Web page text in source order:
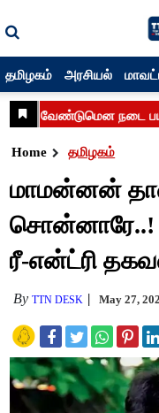
தமிழகம் அரசியல்
Home தமிழகம்
மாமன்னன்
சொன்னாரே..!
ரீ-என்ட்ரி
ByTTN DESK May 27,